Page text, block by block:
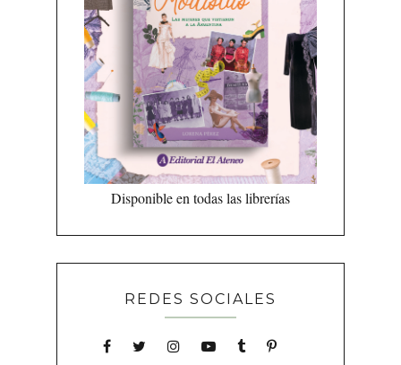
Disponible en todas las librerías
REDES SOCIALES